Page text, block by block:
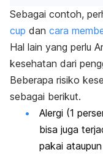
Sebagai contoh,
cup dan cara
Hal lain yang perlu
kesehatan dari
Beberapa risiko
sebagai berikut.
Alergi (1
bisa juga
pakai